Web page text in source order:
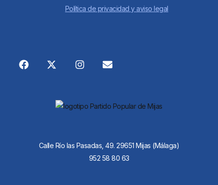
Calle Río las Pasadas, 49. 29651 Mijas (Málaga)
952 58 80 63
Política de privacidad y aviso legal